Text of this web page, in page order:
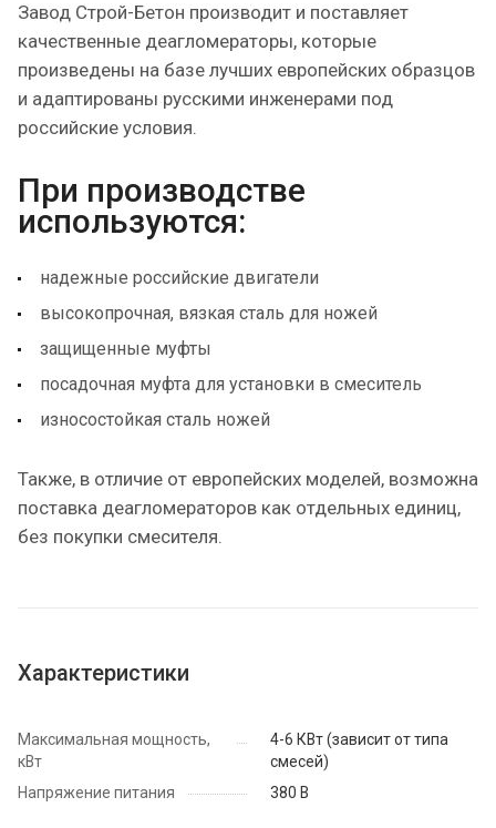
Завод Строй-Бетон производит и поставляет
качественные деагломераторы, которые
произведены на базе лучших европейских образцов
и адаптированы русскими инженерами под
российские условия.
При производстве
используются:
надежные российские двигатели
высокопрочная, вязкая сталь для ножей
защищенные муфты
посадочная муфта для установки в смеситель
износостойкая сталь ножей
Также, в отличие от европейских моделей, возможна
поставка деагломераторов как отдельных единиц,
без покупки смесителя.
Характеристики
Максимальная мощность,
кВт
4-6 КВт (зависит от типа
смесей)
Напряжение питания
380 В